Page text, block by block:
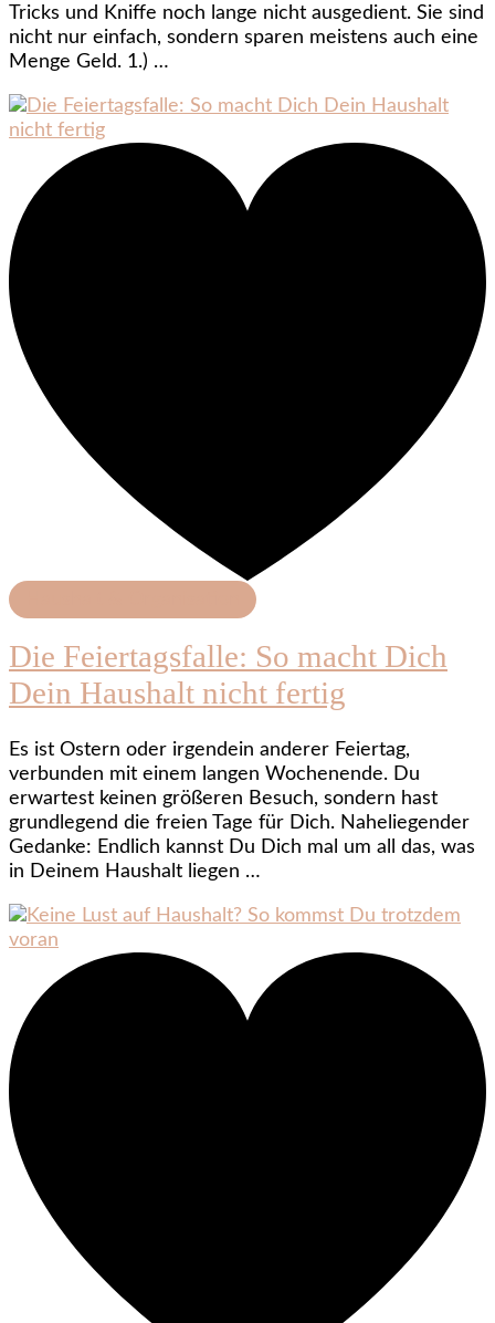
Tricks und Kniffe noch lange nicht ausgedient. Sie sind
nicht nur einfach, sondern sparen meistens auch eine
Menge Geld. 1.) …
Die Feiertagsfalle: So macht Dich
Dein Haushalt nicht fertig
Es ist Ostern oder irgendein anderer Feiertag,
verbunden mit einem langen Wochenende. Du
erwartest keinen größeren Besuch, sondern hast
grundlegend die freien Tage für Dich. Naheliegender
Gedanke: Endlich kannst Du Dich mal um all das, was
in Deinem Haushalt liegen …